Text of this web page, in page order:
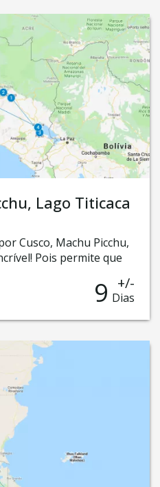
Salar de Uyuni
Lago Titicaca
Cusco, Machu Picchu,
Pois permite que
cidade de Cusco, seu
ruínas da cidade
Esse tour de nove dias
uma cidade que fica às
de ouro, chegamos a
entre outras
mais prestigiadas
9 +/-
Dias